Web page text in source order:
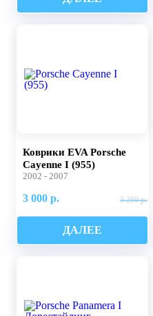
Коврики EVA Porsche
Cayenne I (955)
2002 - 2007
3 000 р. 3 200 р.
ДАЛЕЕ